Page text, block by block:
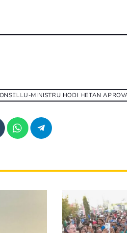
MINISTRU HODI HETAN